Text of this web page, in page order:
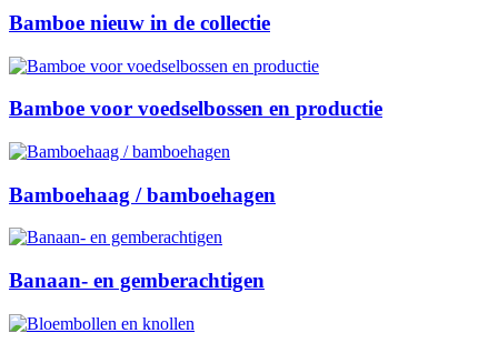
Bamboe nieuw in de collectie
Bamboe voor voedselbossen en productie
Bamboehaag / bamboehagen
Banaan- en gemberachtigen